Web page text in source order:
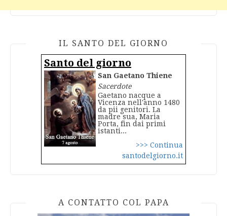
IL SANTO DEL GIORNO
Santo del giorno
San Gaetano Thiene
Sacerdote
Gaetano nacque a
Vicenza nell'anno 1480
da pii genitori. La
madre sua, Maria
Porta, fin dai primi
istanti...
>>> Continua
santodelgiorno.it
A CONTATTO COL PAPA